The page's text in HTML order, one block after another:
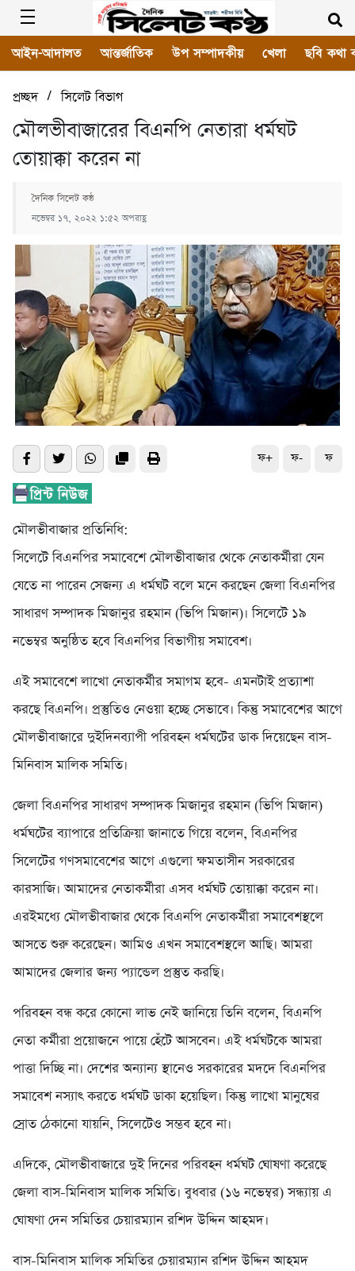
আইন-আদালত আন্তর্জাতিক উপ সম্পাদকীয় খেলা ছবি কথা
প্রচ্ছদ/সিলেট বিভাগ
মৌলভীবাজারের বিএনপি নেতারা ধর্মঘট
তোয়াক্কা করেন না
দৈনিক সিলেট কন্ঠ
নভেম্বর ১৭, ২০২২ ১:৫২ অপরাহ্ণ
ফ+ ফ- ফ
মৌলভীবাজার প্রতিনিধি:
সিলেটে বিএনপির সমাবেশে মৌলভীবাজার থেকে নেতাকর্মীরা যেন
যেতে না পারেন সেজন্য এ ধর্মঘট বলে মনে করছেন জেলা বিএনপির
সাধারণ সম্পাদক মিজানুর রহমান (ভিপি মিজান)। সিলেটে ১৯
নভেম্বর অনুষ্ঠিত হবে বিএনপির বিভাগীয় সমাবেশ।
এই সমাবেশে লাখো নেতাকর্মীর সমাগম হবে- এমনটাই প্রত্যাশা
করছে বিএনপি। প্রস্তুতিও নেওয়া হচ্ছে সেভাবে। কিন্তু সমাবেশের আগে
মৌলভীবাজারে দুইদিনব্যাপী পরিবহন ধর্মঘটের ডাক দিয়েছেন বাস-
মিনিবাস মালিক সমিতি।
জেলা বিএনপির সাধারণ সম্পাদক মিজানুর রহমান (ভিপি মিজান)
ধর্মঘটের ব্যাপারে প্রতিক্রিয়া জানাতে গিয়ে বলেন, বিএনপির
সিলেটের গণসমাবেশের আগে এগুলো ক্ষমতাসীন সরকারের
কারসাজি। আমাদের নেতাকর্মীরা এসব ধর্মঘট তোয়াক্কা করেন না।
এরইমধ্যে মৌলভীবাজার থেকে বিএনপি নেতাকর্মীরা সমাবেশস্থলে
আসতে শুরু করেছেন। আমিও এখন সমাবেশস্থলে আছি। আমরা
আমাদের জেলার জন্য প্যান্ডেল প্রস্তুত করছি।
পরিবহন বন্ধ করে কোনো লাভ নেই জানিয়ে তিনি বলেন, বিএনপি
নেতা কর্মীরা প্রয়োজনে পায়ে হেঁটে আসবেন। এই ধর্মঘটকে আমরা
পাত্তা দিচ্ছি না। দেশের অন্যান্য স্থানেও সরকারের মদদে বিএনপির
সমাবেশ নস্যাৎ করতে ধর্মঘট ডাকা হয়েছিল। কিন্তু লাখো মানুষের
স্রোত ঠেকানো যায়নি, সিলেটেও সম্ভব হবে না।
এদিকে, মৌলভীবাজারে দুই দিনের পরিবহন ধর্মঘট ঘোষণা করেছে
জেলা বাস-মিনিবাস মালিক সমিতি। বুধবার (১৬ নভেম্বর) সন্ধ্যায় এ
ঘোষণা দেন সমিতির চেয়ারম্যান রশিদ উদ্দিন আহমদ।
বাস-মিনিবাস মালিক সমিতির চেয়ারম্যান রশিদ উদ্দিন আহমদ